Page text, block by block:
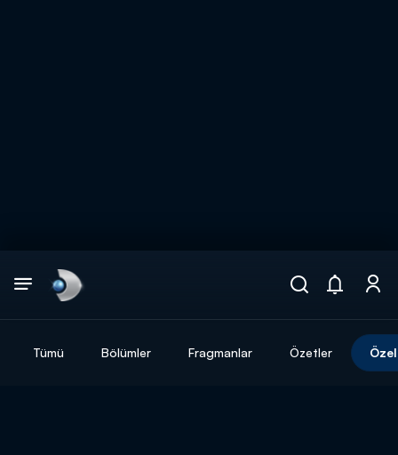
Tümü Bölümler Fragmanlar Özetler